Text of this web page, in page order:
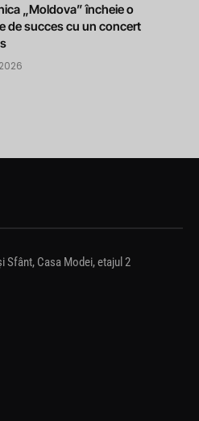
„Moldova” încheie o
de succes cu un concert
Sfânt, Casa Modei, etajul 2